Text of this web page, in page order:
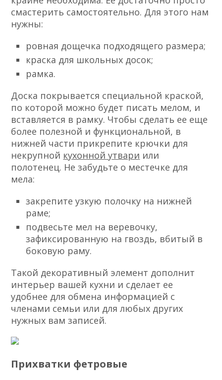
смастерить самостоятельно. Для этого нам
нужны:
ровная дощечка подходящего размера;
краска для школьных досок;
рамка.
Доска покрывается специальной краской,
по которой можно будет писать мелом, и
вставляется в рамку. Чтобы сделать ее еще
более полезной и функциональной, в
нижней части прикрепите крючки для
некрупной кухонной утвари или
полотенец. Не забудьте о местечке для
мела:
закрепите узкую полочку на нижней
раме;
подвесьте мел на веревочку,
зафиксированную на гвоздь, вбитый в
боковую раму.
Такой декоративный элемент дополнит
интерьер вашей кухни и сделает ее
удобнее для обмена информацией с
членами семьи или для любых других
нужных вам записей.
Прихватки фетровые